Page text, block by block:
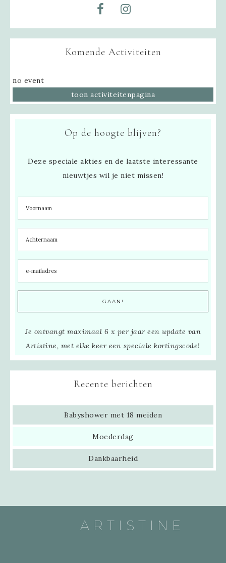
Komende Activiteiten
no event
toon activiteitenpagina
Op de hoogte blijven?
Deze speciale akties en de laatste interessante
nieuwtjes wil je niet missen!
Je ontvangt maximaal 6 x per jaar een update van
Artistine, met elke keer een speciale kortingscode!
Recente berichten
Babyshower met 18 meiden
Moederdag
Dankbaarheid
ARTISTINE